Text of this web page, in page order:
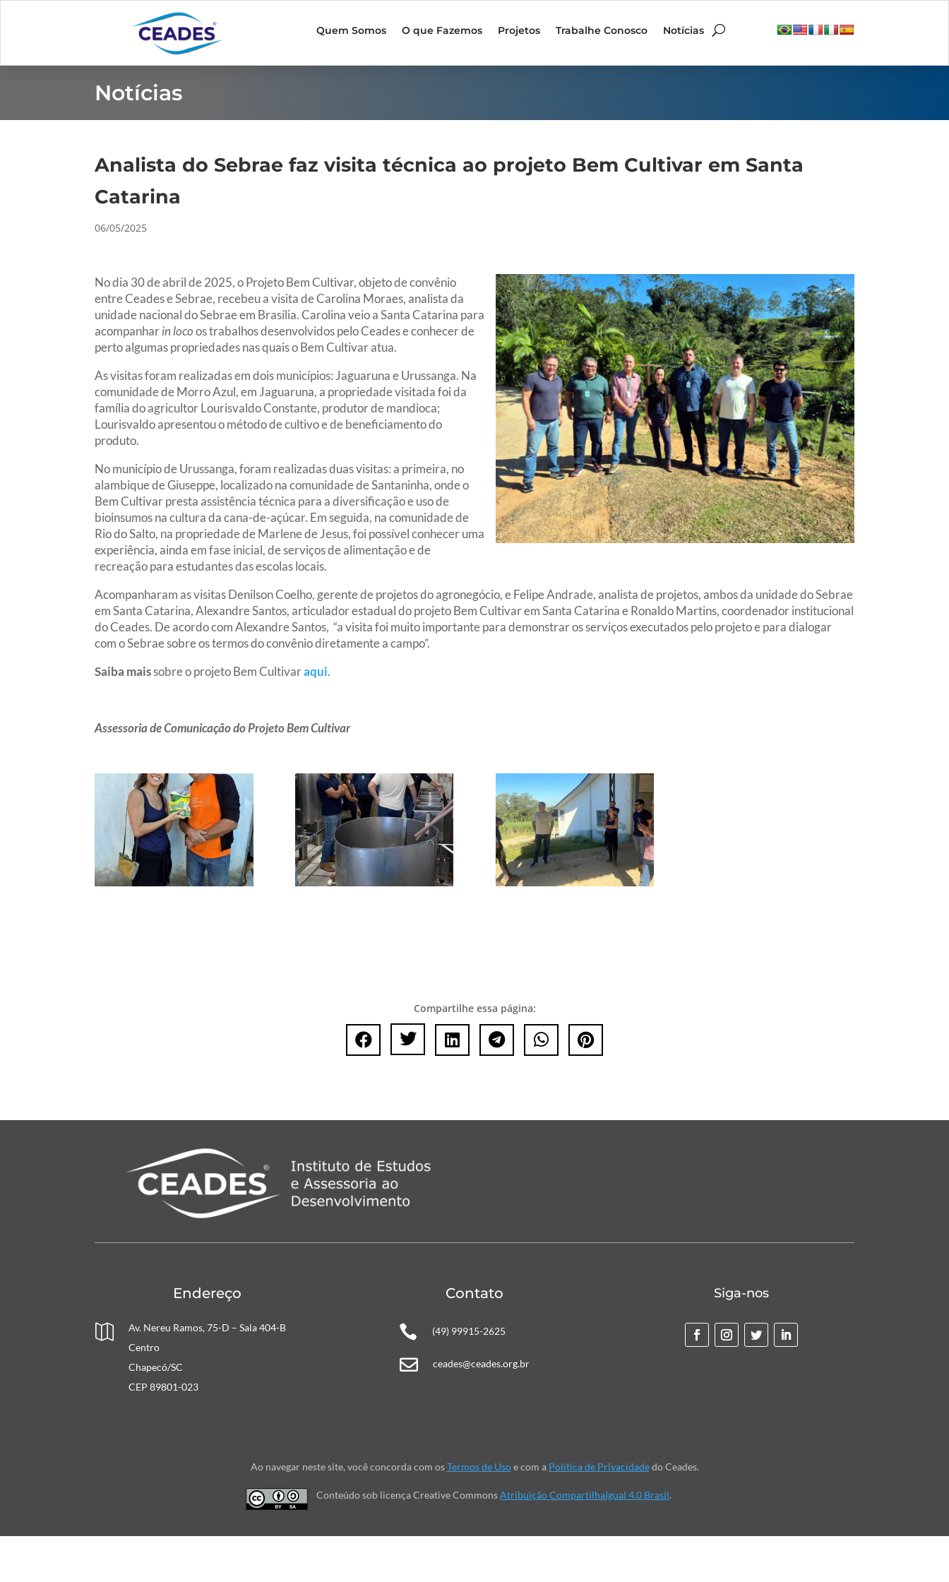
Quem Somos O que Fazemos Projetos Trabalhe Conosco Notícias
Notícias
Analista do Sebrae faz visita técnica ao projeto Bem Cultivar em Santa
Catarina
06/05/2025
No dia 30 de abril de 2025, o Projeto Bem Cultivar, objeto de convênio
entre Ceades e Sebrae, recebeu a visita de Carolina Moraes, analista da
unidade nacional do Sebrae em Brasília. Carolina veio a Santa Catarina para
acompanharin locoos trabalhos desenvolvidos pelo Ceades e conhecer de
perto algumas propriedades nas quais o Bem Cultivar atua.
As visitas foram realizadas em dois municípios: Jaguaruna e Urussanga. Na
comunidade de Morro Azul, em Jaguaruna, a propriedade visitada foi da
família do agricultor Lourisvaldo Constante, produtor de mandioca;
Lourisvaldo apresentou o método de cultivo e de beneficiamento do
produto.
No município de Urussanga, foram realizadas duas visitas: a primeira, no
alambique de Giuseppe, localizado na comunidade de Santaninha, onde o
Bem Cultivar presta assistência técnica para a diversificação e uso de
bioinsumos na cultura da cana-de-açúcar. Em seguida, na comunidade de
Rio do Salto, na propriedade de Marlene de Jesus, foi possível conhecer uma
experiência, ainda em fase inicial, de serviços de alimentação e de
recreação para estudantes das escolas locais.
Acompanharam as visitas Denilson Coelho, gerente de projetos do agronegócio, e Felipe Andrade, analista de projetos, ambos da unidade do Sebrae
em Santa Catarina, Alexandre Santos, articulador estadual do projeto Bem Cultivar em Santa Catarina e Ronaldo Martins, coordenador institucional
do Ceades. De acordo com Alexandre Santos, “a visita foi muito importante para demonstrar os serviços executados pelo projeto e para dialogar
com o Sebrae sobre os termos do convênio diretamente a campo”.
Saiba maissobre o projeto Bem Cultivaraqui.
Assessoria de Comunicação do Projeto Bem Cultivar
Compartilhe essa página:
     
Endereço

Av. Nereu Ramos, 75-D – Sala 404-B
Centro
Chapecó/SC
CEP 89801-023
Contato
 (49) 99915-2625
 ceades@ceades.org.br
Siga-nos
Ao navegar neste site, você concorda com osTermos de Usoe com a Política de Privacidadedo Ceades.
Conteúdo sob licença Creative CommonsAtribuição CompartilhaIgual 4.0 Brasil.